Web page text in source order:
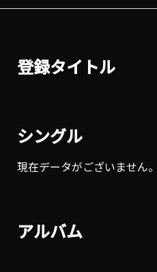
登録タイトル
シングル
現在データがございません。
アルバム